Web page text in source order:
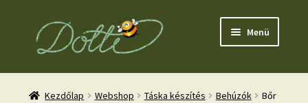
Ugrás
Kilépés
Menü
Kezdőlap Webshop Táska készítés Behúzók
Bőr